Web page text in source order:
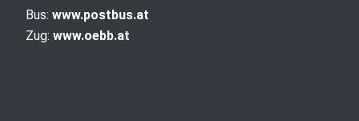
Bus: www.postbus.at
Zug: www.oebb.at